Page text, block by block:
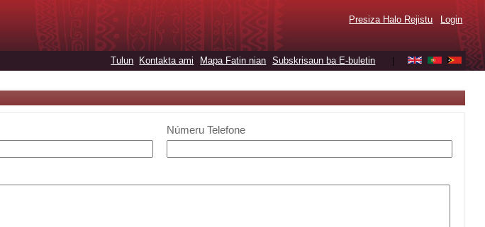
Presiza Halo Rejistu Login
Tulun Kontakta ami Mapa Fatin nian Subskrisaun ba E-buletin
Númeru Telefone